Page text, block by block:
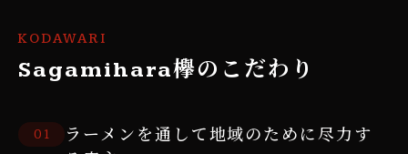
KODAWARI
Sagamihara欅のこだわり
1
ラーメンを通して地域のために尽力す